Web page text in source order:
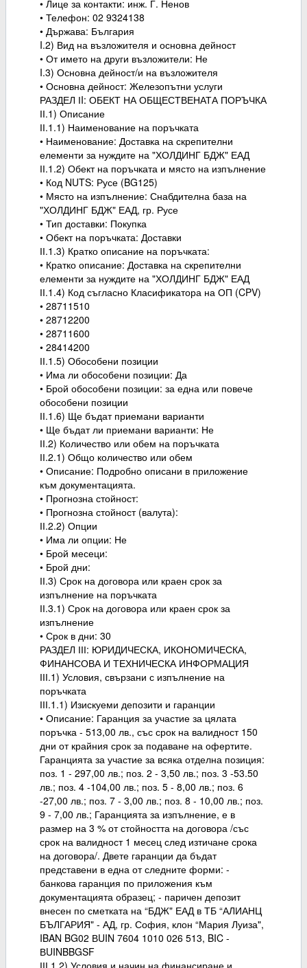
• Лице за контакти: инж. Г. Ненов
• Телефон: 02 9324138
• Държава: България
I.2) Вид на възложителя и основна дейност
• От името на други възложители: Не
I.3) Основна дейност/и на възложителя
• Основна дейност: Железопътни услуги
РАЗДЕЛ ІI: ОБЕКТ НА ОБЩЕСТВЕНАТА ПОРЪЧКА
ІІ.1) Описание
ІІ.1.1) Наименование на поръчката
• Наименование: Доставка на скрепителни
елементи за нуждите на "ХОЛДИНГ БДЖ" ЕАД
ІІ.1.2) Обект на поръчката и място на изпълнение
• Код NUTS: Русе (BG125)
• Място на изпълнение: Снабдителна база на
"ХОЛДИНГ БДЖ" ЕАД, гр. Русе
• Тип доставки: Покупка
• Обект на поръчката: Доставки
ІІ.1.3) Кратко описание на поръчката:
• Кратко описание: Доставка на скрепителни
елементи за нуждите на "ХОЛДИНГ БДЖ" ЕАД
ІІ.1.4) Код съгласно Класификатора на ОП (CPV)
• 28711510
• 28712200
• 28711600
• 28414200
ІІ.1.5) Обособени позиции
• Има ли обособени позиции: Да
• Брой обособени позиции: за една или повече
обособени позиции
ІІ.1.6) Ще бъдат приемани варианти
• Ще бъдат ли приемани варианти: Не
ІІ.2) Количество или обем на поръчката
ІІ.2.1) Общо количество или обем
• Описание: Подробно описани в приложение
към документацията.
• Прогнозна стойност:
• Прогнозна стойност (валута):
ІІ.2.2) Опции
• Има ли опции: Не
• Брой месеци:
• Брой дни:
ІІ.3) Срок на договора или краен срок за
изпълнение на поръчката
ІІ.3.1) Срок на договора или краен срок за
изпълнение
• Срок в дни: 30
РАЗДЕЛ ІІІ: ЮРИДИЧЕСКА, ИКОНОМИЧЕСКА,
ФИНАНСОВА И ТЕХНИЧЕСКА ИНФОРМАЦИЯ
ІІІ.1) Условия, свързани с изпълнение на
поръчката
ІІІ.1.1) Изискуеми депозити и гаранции
• Описание: Гаранция за участие за цялата
поръчка - 513,00 лв., със срок на валидност 150
дни от крайния срок за подаване на офертите.
Гаранцията за участие за всяка отделна позиция:
поз. 1 - 297,00 лв.; поз. 2 - 3,50 лв.; поз. 3 -53.50
лв.; поз. 4 -104,00 лв.; поз. 5 - 8,00 лв.; поз. 6
-27,00 лв.; поз. 7 - 3,00 лв.; поз. 8 - 10,00 лв.; поз.
9 - 7,00 лв.; Гаранцията за изпълнение, е в
размер на 3 % от стойността на договора /със
срок на валидност 1 месец след изтичане срока
на договора/. Двете гаранции да бъдат
представени в една от следните форми: -
банкова гаранция по приложения към
документацията образец; - паричен депозит
внесен по сметката на “БДЖ" ЕАД в ТБ “АЛИАНЦ
БЪЛГАРИЯ" - АД, гр. София, клон “Мария Луиза",
IBAN BG02 ВUIN 7604 1010 026 513, BIC -
ВUINBBGSF
ІІІ.1.2) Условия и начин на финансиране и